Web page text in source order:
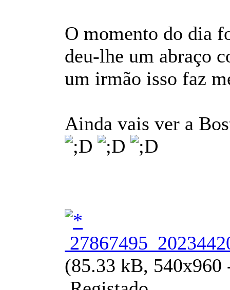
O momento do dia
deu-lhe um abraço
um irmão isso faz
Ainda vais ver a
(85.33 kB, 540x960